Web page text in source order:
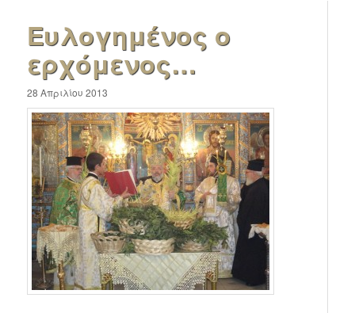
Ευλογημένος ο
ερχόμενος…
28 Απριλίου 2013